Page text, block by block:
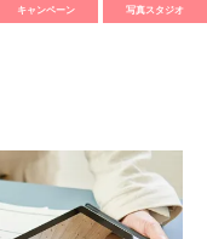
キャンペーン 写真スタジオ